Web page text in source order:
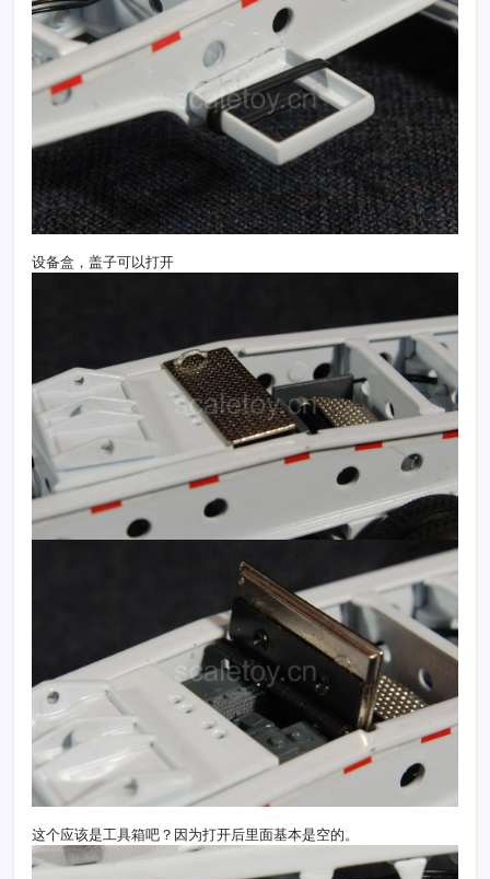
设备盒，盖子可以打开
这个应该是工具箱吧？因为打开后里面基本是空的。